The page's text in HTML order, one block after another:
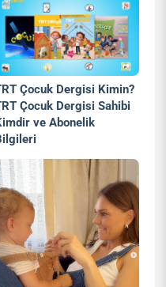
Çocuk Dergisi Kimin?
Çocuk Dergisi Sahibi
ve Abonelik